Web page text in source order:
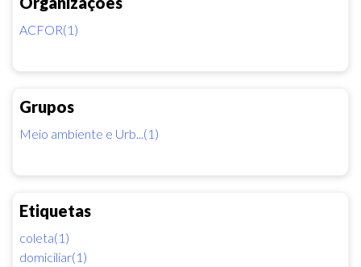
ACFOR(1)
Grupos
Meio ambiente e Urb...(1)
Etiquetas
coleta(1)
domiciliar(1)